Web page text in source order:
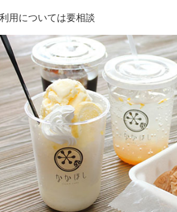
については要相談